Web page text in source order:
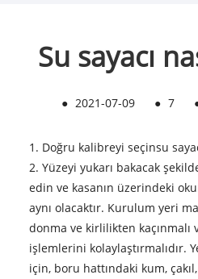
Su sayacı
● 2021-07-09 ● 7
1. Doğru kalibreyi seçinsu
2. Yüzeyi yukarı bakacak
edin ve kasanın üzerindeki
aynı olacaktır. Kurulum yeri
donma ve kirlilikten kaçınmalı
işlemlerini kolaylaştırmalıdır.
için, boru hattındaki kum,